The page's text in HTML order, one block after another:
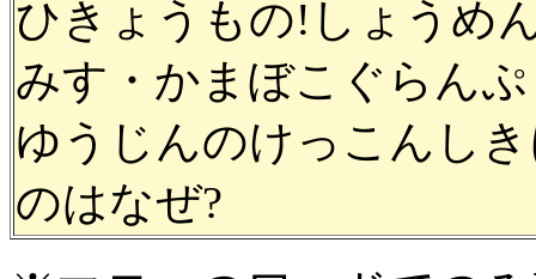
ひきょうもの!しょうめ
みす・かまぼこぐらん
ゆうじんのけっこんし
のはなぜ?